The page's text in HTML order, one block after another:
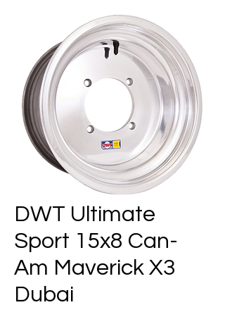
DWT Ultimate
Sport 15x8 Can-
Am Maverick X3
Dubai